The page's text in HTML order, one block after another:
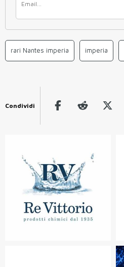
rari Nantes imperia imperia
Condividi